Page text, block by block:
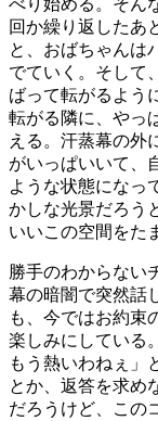
べり始める。そん
回か繰り返したあ
と、おばちゃんは
でていく。そして
ばって転がるよう
転がる隣に、やっ
える。汗蒸幕の外
がいっぱいいて、
ような状態になっ
かしな光景だろう
いいこの空間をた
勝手のわからない
幕の暗闇で突然話
も、今ではお約束
楽しみにしている
もう熱いわねぇ」
とか、返答を求め
だろうけど、この